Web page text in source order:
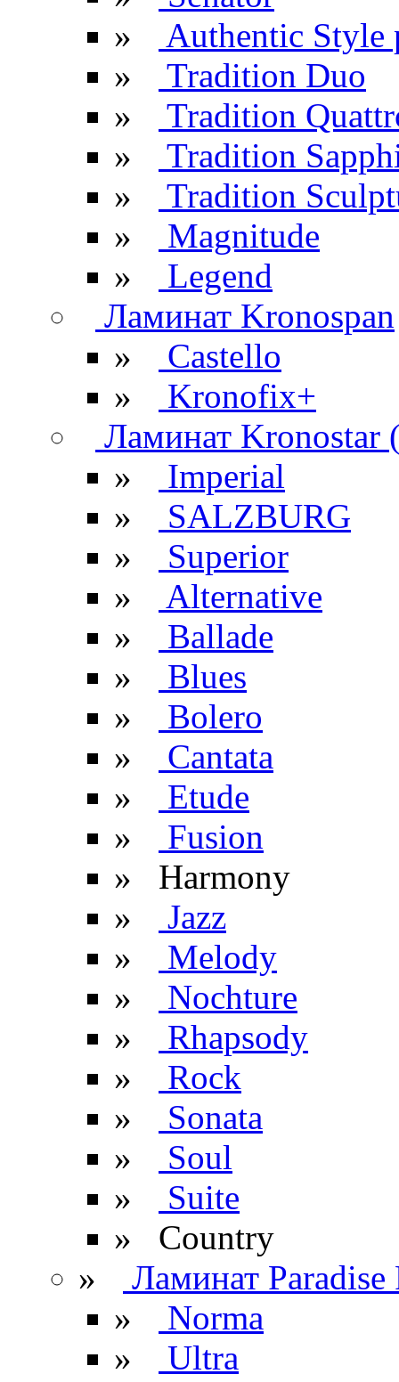
»
Authentic Style
»
Tradition Duo
»
Tradition
»
Tradition
»
Tradition
»
Magnitude
»
Legend
Ламинат Kronospan
»
Castello
»
Kronofix+
Ламинат Kronostar
»
Imperial
»
SALZBURG
»
Superior
»
Alternative
»
Ballade
»
Blues
»
Bolero
»
Cantata
»
Etude
»
Fusion
» Harmony
»
Jazz
»
Melody
»
Nochture
»
Rhapsody
»
Rock
»
Sonata
»
Soul
»
Suite
» Сountry
»
Ламинат Paradise
»
Norma
»
Ultra